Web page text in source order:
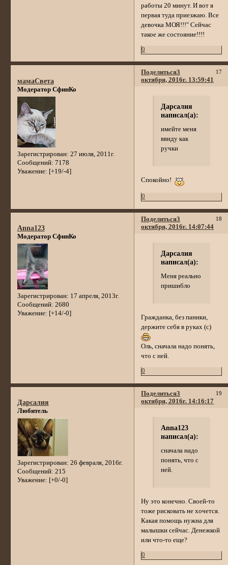
работы 20 минут. И вот я
первая туда приезжаю. Все
девочка МОЯ!!!" Сейчас
такое же состояние!!!!
0
Поделиться 17
3
октября, 2016г. 13:59:41
мамаСвета
Модератор СфинКо
Зарегистрирован: 27 июля, 2011г.
Сообщений: 7178
Уважение: [+19/-4]
Дарсалия
написал(а):
имейте меня
ввиду как
ручки
Спокойно!
0
Поделиться 18
3
октября, 2016г. 14:07:44
Anna123
Модератор СфинКо
Зарегистрирован: 17 апреля, 2013г.
Сообщений: 2680
Уважение: [+14/-0]
Дарсалия
написал(а):
Меня реально
пришибло
Гражданка, без паники,
держите себя в руках (с)
Оль, сначала надо понять,
что с ней.
0
Поделиться 19
3
октября, 2016г. 14:16:17
Дарсалия
Любитель
Зарегистрирован: 26 февраля, 2016г.
Сообщений: 215
Уважение: [+0/-0]
Anna123
написал(а):
сначала надо
понять, что с
ней.
Ну это конечно. Своей-то
тоже рисковать не хочется.
Какая помощь нужна для
малышки сейчас. Денежкой
или что-то еще?
0